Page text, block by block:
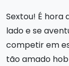
Sextou! É hora
lado e se
competir em
tão amado